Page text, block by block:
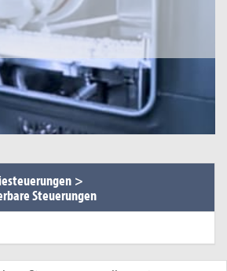
>
Steuerungen